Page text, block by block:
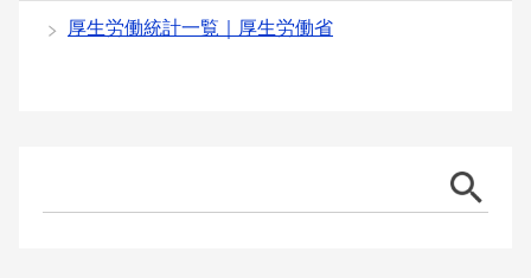
厚生労働統計一覧｜厚生労働省